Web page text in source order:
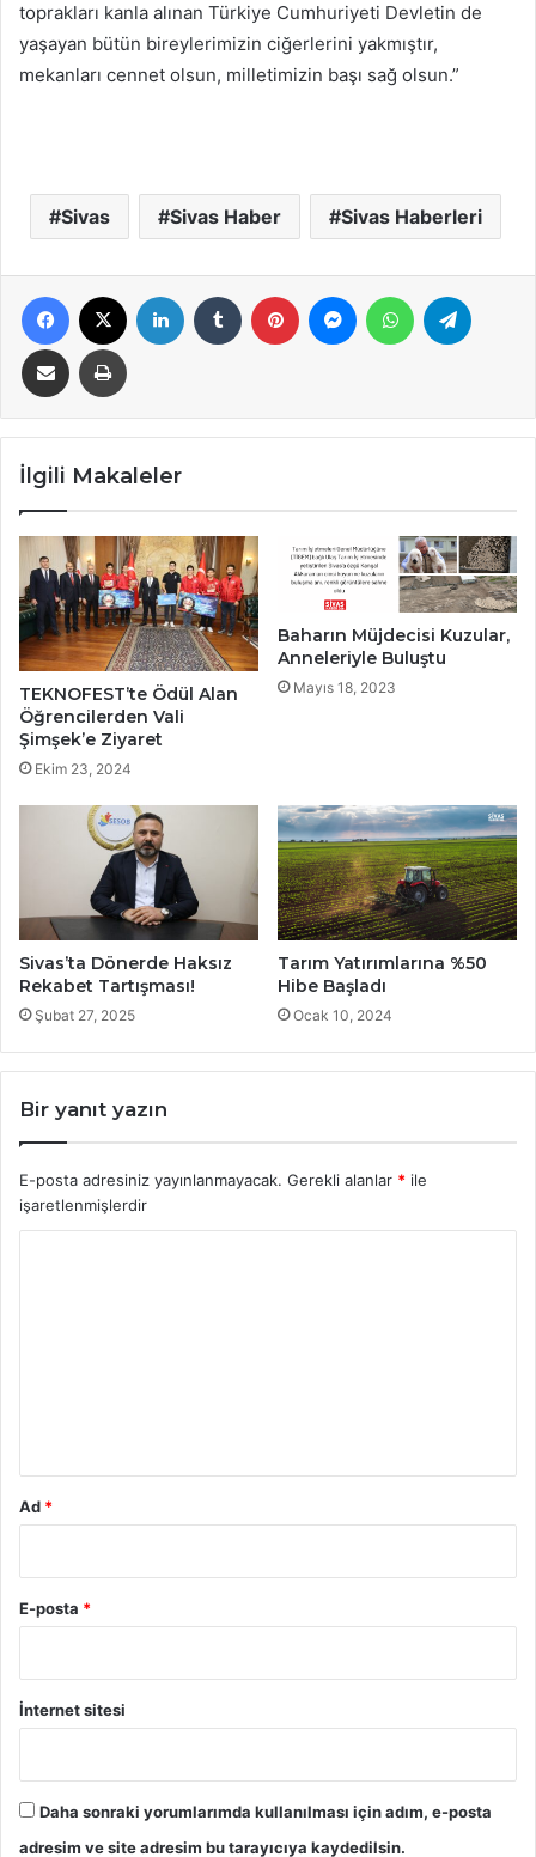
toprakları kanla alınan Türkiye Cumhuriyeti Devletin de
yaşayan bütün bireylerimizin ciğerlerini yakmıştır,
mekanları cennet olsun, milletimizin başı sağ olsun.”
Sivas Sivas Haber Sivas Haberleri
Facebook LinkedIn Tumblr Pinterest MessengerWhatsApp
E-Posta ile paylaş Yazdır
İlgili Makaleler
TEKNOFEST’te Ödül Alan
Öğrencilerden Vali
Şimşek’e Ziyaret
Ekim 23, 2024
Baharın Müjdecisi Kuzular,
Anneleriyle Buluştu
Mayıs 18, 2023
Sivas’ta Dönerde Haksız
Rekabet Tartışması!
Şubat 27, 2025
Tarım Yatırımlarına %50
Hibe Başladı
Ocak 10, 2024
Bir yanıt yazın
E-posta adresiniz yayınlanmayacak. Gerekli alanlar * ile
işaretlenmişlerdir
Ad *
E-posta *
İnternet sitesi
Daha sonraki yorumlarımda kullanılması için adım, e-posta
adresim ve site adresim bu tarayıcıya kaydedilsin.